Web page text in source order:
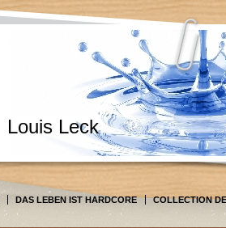
Louis Leck
DAS LEBEN IST HARDCORE COLLECTION